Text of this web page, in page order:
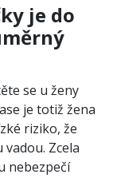
je do
se u ženy
je totiž žena
riziko, že
Zcela
nebezpečí